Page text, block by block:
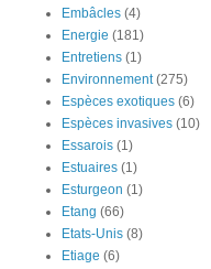
Embâcles (4)
Energie (181)
Entretiens (1)
Environnement (275)
Espèces exotiques (6)
Espèces invasives (10)
Essarois (1)
Estuaires (1)
Esturgeon (1)
Etang (66)
Etats-Unis (8)
Etiage (6)